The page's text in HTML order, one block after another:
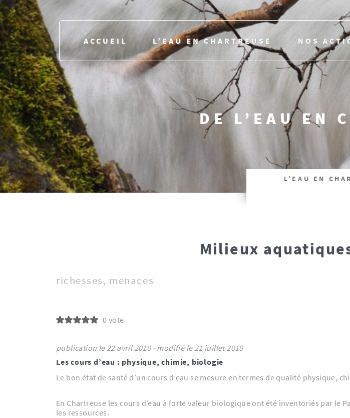
DE L’EAU EN
ACCUEIL L’EAU EN CHARTREUSE NOS
L’EAU EN
Milieux
richesses, menaces
0 vote
publication le 22 avril 2010 - modifié le 21 juillet 2010
Les cours d’eau : physique, chimie, biologie
Le bon état de santé d’un cours d’eau se mesure en termes de qualité physique,
En Chartreuse les cours d’eau à forte valeur biologique ont été inventoriés par le
les ressources.